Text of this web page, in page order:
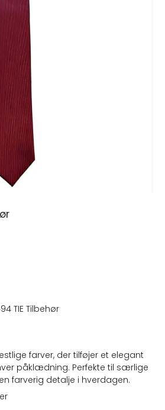
TIE Tilbehør
farver, der tilføjer et elegant
påklædning. Perfekte til særlige
farverig detalje i hverdagen.